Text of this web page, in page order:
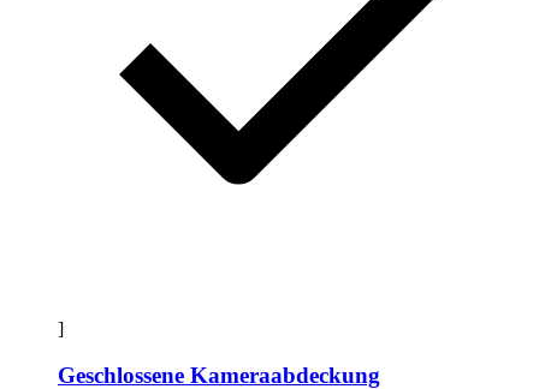
]
Geschlossene Kameraabdeckung